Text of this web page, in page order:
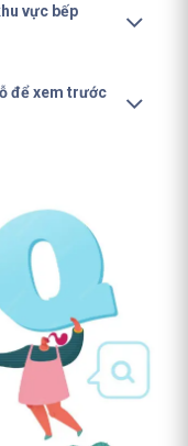
vực bếp
để xem trước